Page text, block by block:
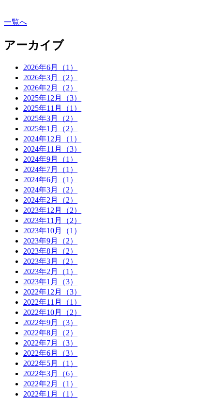
一覧へ
アーカイブ
2026年6月（1）
2026年3月（2）
2026年2月（2）
2025年12月（3）
2025年11月（1）
2025年3月（2）
2025年1月（2）
2024年12月（1）
2024年11月（3）
2024年9月（1）
2024年7月（1）
2024年6月（1）
2024年3月（2）
2024年2月（2）
2023年12月（2）
2023年11月（2）
2023年10月（1）
2023年9月（2）
2023年8月（2）
2023年3月（2）
2023年2月（1）
2023年1月（3）
2022年12月（3）
2022年11月（1）
2022年10月（2）
2022年9月（3）
2022年8月（2）
2022年7月（3）
2022年6月（3）
2022年5月（1）
2022年3月（6）
2022年2月（1）
2022年1月（1）